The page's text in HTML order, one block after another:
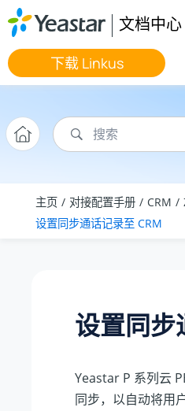
跳转到主要内容
文档中心
下载 Linkus
主页 对接配置手册 CRM
设置同步通话记录至 CRM
设置同步
Yeastar P 系列云
同步，以自动将用